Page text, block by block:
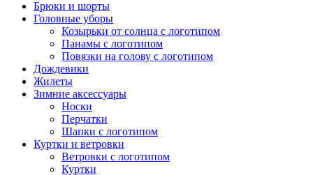
Брюки и шорты
Головные уборы
Козырьки от солнца с логотипом
Панамы с логотипом
Повязки на голову с логотипом
Дождевики
Жилеты
Зимние аксессуары
Носки
Перчатки
Шапки с логотипом
Куртки и ветровки
Ветровки с логотипом
Куртки